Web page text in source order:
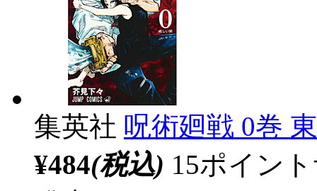
集英社 呪術廻戦 0巻
¥484(税込) 15ポイン